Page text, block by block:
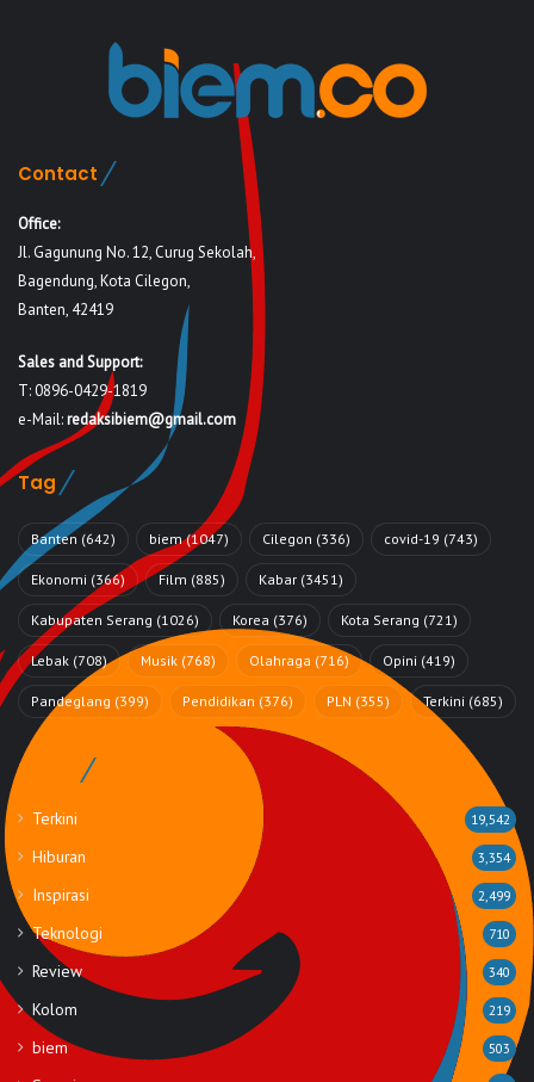
Contact
Office:
Jl. Gagunung No. 12, Curug Sekolah,
Bagendung, Kota Cilegon,
Banten, 42419
Sales and Support:
T: 0896-0429-1819
e-Mail:redaksibiem@gmail.com
Tag
Banten (642) biem(1047) Cilegon (336) covid-19 (743)
Ekonomi (366) Film (885) Kabar (3451)
Kabupaten Serang (1026) Korea (376) Kota Serang (721)
Lebak (708) Musik (768) Olahraga (716) Opini (419)
Pandeglang (399) Pendidikan (376) PLN (355) Terkini (685)
Rubrik
Terkini 19,542
Hiburan 3,354
Inspirasi 2,499
Teknologi 710
Review 340
Kolom 219
biem 503